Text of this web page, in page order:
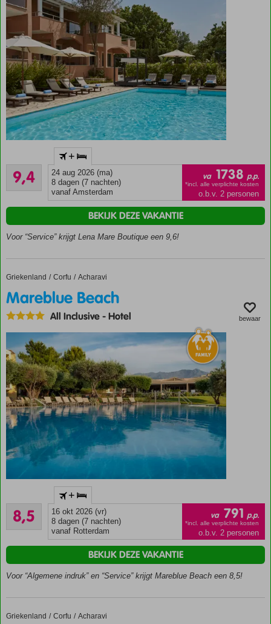
Kleinschalig
een rustige
ligging
loopafstand
Acharavi
met
loungeplek
9,4
Uitstekend
5
beoordelingen
+
24 aug 2026 (ma)
8 dagen (7 nachten)
vanaf Amsterdam
va 1738 p.p.
*incl. alle verplichte kosten
o.b.v. 2 personen
Voor “Service” krijgt Lena Mare Boutique een 9,6!
BEKIJK DEZE VAKANTIE
Home
Griekenland Corfu Acharavi
Mareblue Beach
Mareblue Beach
All Inclusive-Hotel bewaar
in een
groene
omgeving
Vlak
strand
restaurants
Activiteiten
8,5
Aanrader
28
beoordelingen
+
16 okt 2026 (vr)
8 dagen (7 nachten)
vanaf Rotterdam
va 791 p.p.
*incl. alle verplichte kosten
o.b.v. 2 personen
Voor “Algemene indruk” en “Service” krijgt Mareblue Beach een 8,5!
BEKIJK DEZE VAKANTIE
Home
Griekenland Corfu Acharavi
Fly & Go Century Resort